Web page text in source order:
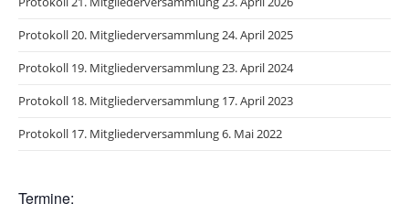
Protokoll 20. Mitgliederversammlung 24. April 2025
Protokoll 19. Mitgliederversammlung 23. April 2024
Protokoll 18. Mitgliederversammlung 17. April 2023
Protokoll 17. Mitgliederversammlung 6. Mai 2022
Termine: